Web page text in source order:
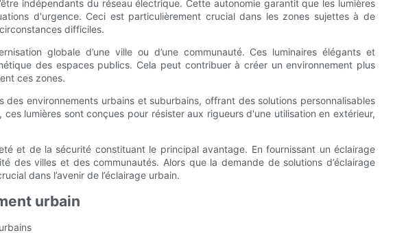
indépendants du réseau électrique. Cette autonomie garantit que les lumières
d'urgence. Ceci est particulièrement crucial dans les zones sujettes à de
difficiles.
globale d’une ville ou d’une communauté. Ces luminaires élégants et
des espaces publics. Cela peut contribuer à créer un environnement plus
ces zones.
environnements urbains et suburbains, offrant des solutions personnalisables
lumières sont conçues pour résister aux rigueurs d'une utilisation en extérieur,
et de la sécurité constituant le principal avantage. En fournissant un éclairage
des villes et des communautés. Alors que la demande de solutions d’éclairage
dans l’avenir de l’éclairage urbain.
urbain